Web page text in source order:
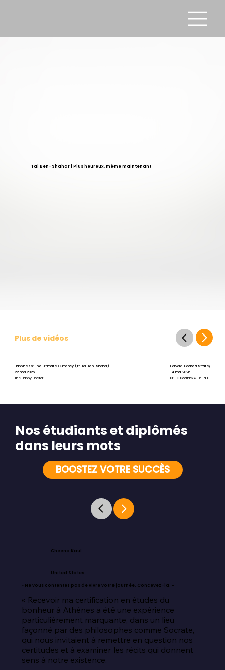
Tal Ben-Shahar | Plus heureux, même maintenant
Plus de vidéos
Happiness: The Ultimate Currency (ft. Tal Ben-Shahar)
22 mai 2026
The Happy Doctor
Harvard-Backed Strategies for
14 mai 2026
Dr. JC Doornick & Dr. Tal Ben-
BOOSTEZ VOTRE SUCCÈS
Nos étudiants et diplômés
dans leurs mots
Cheena Kaul
United States
« Ne vous contentez pas de vivre votre journée. Concevez-la. »
« Recevoir ma certification en études du
bonheur à Athènes a été une expérience
particulièrement marquante, dans un lieu
façonné par des philosophes comme Socrate,
qui nous invitaient à remettre en question nos
certitudes et à examiner les récits qui donnent
sens à notre existence.